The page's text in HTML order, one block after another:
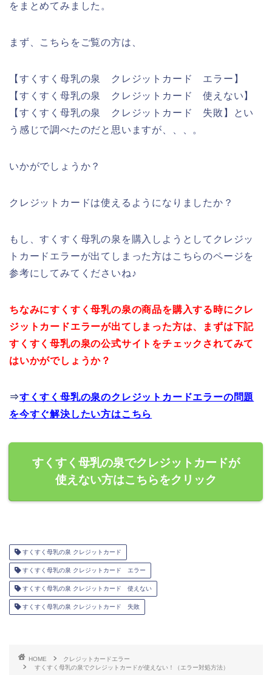
をまとめてみました。
まず、こちらをご覧の方は、
【すくすく母乳の泉 クレジットカード エラー】
【すくすく母乳の泉 クレジットカード 使えない】
【すくすく母乳の泉 クレジットカード 失敗】とい
う感じで調べたのだと思いますが、、、。
いかがでしょうか？
クレジットカードは使えるようになりましたか？
もし、すくすく母乳の泉を購入しようとしてクレジッ
トカードエラーが出てしまった方はこちらのページを
参考にしてみてくださいね♪
ちなみにすくすく母乳の泉の商品を購入する時にクレ
ジットカードエラーが出てしまった方は、まずは下記
すくすく母乳の泉の公式サイトをチェックされてみて
はいかがでしょうか？
⇒すくすく母乳の泉のクレジットカードエラーの問題
を今すぐ解決したい方はこちら
すくすく母乳の泉でクレジットカードが
使えない方はこちらをクリック
すくすく母乳の泉 クレジットカード
すくすく母乳の泉 クレジットカード エラー
すくすく母乳の泉 クレジットカード 使えない
すくすく母乳の泉 クレジットカード 失敗
HOME
クレジットカードエラー
すくすく母乳の泉でクレジットカードが使えない！（エラー対処方法）